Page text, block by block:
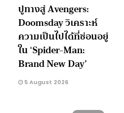
ปูทางสู่ Avengers:
Doomsday วิเคราะห์
ความเป็นไปได้ที่ซ่อนอยู่
ใน ‘Spider-Man:
Brand New Day’
5 August 2026